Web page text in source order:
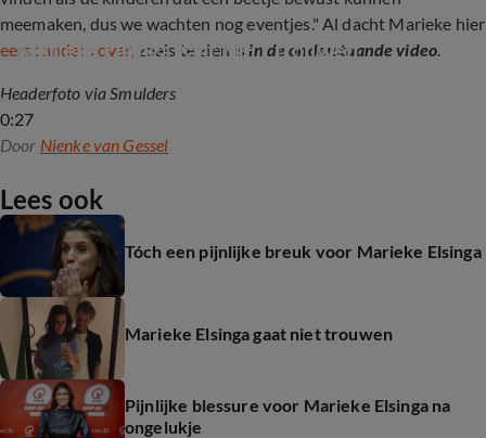
meemaken, dus we wachten nog eventjes." Al dacht Marieke hier
eerst anders over, zoals te zien is in de onderstaande video.
0:27
Marieke Elsinga gaat NIET trouwen
Headerfoto via Smulders
Door Nienke van Gessel
Lees ook
Tóch een pijnlijke breuk voor Marieke Elsinga
Marieke Elsinga gaat niet trouwen
Pijnlijke blessure voor Marieke Elsinga na
ongelukje